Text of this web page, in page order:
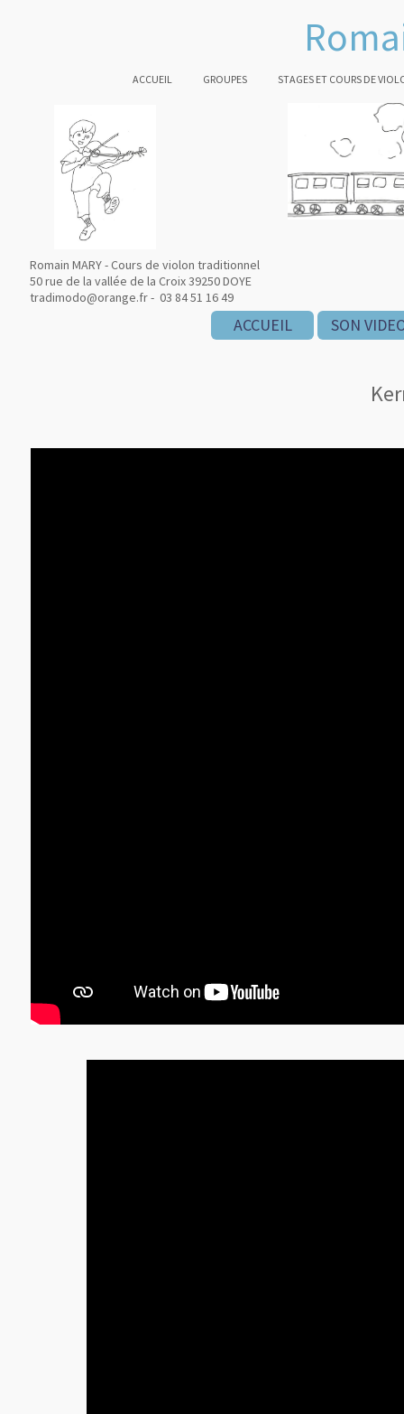
ACCUEIL GROUPES STAGES ET COURS DE
Romain MARY - Cours de violon traditionnel
50 rue de la vallée de la Croix 39250 DOYE
tradimodo@orange.fr - 03 84 51 16 49
ACCUEIL SON